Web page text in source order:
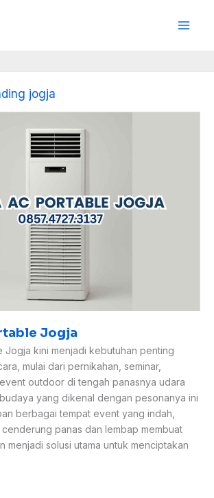
jogja
Jogja
Jogja kini menjadi kebutuhan penting
mulai dari pernikahan, seminar,
outdoor di tengah panasnya udara
yang dikenal dengan pesonanya ini
berbagai tempat event yang indah,
panas dan lembap membuat
menjadi solusi utama untuk menciptakan